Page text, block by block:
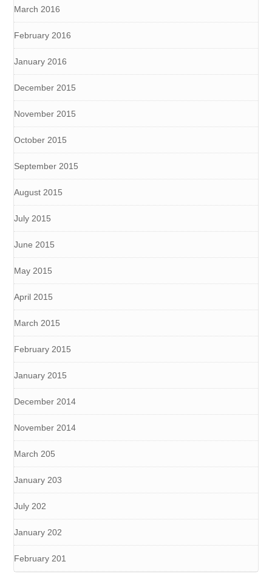
March 2016
February 2016
January 2016
December 2015
November 2015
October 2015
September 2015
August 2015
July 2015
June 2015
May 2015
April 2015
March 2015
February 2015
January 2015
December 2014
November 2014
March 205
January 203
July 202
January 202
February 201